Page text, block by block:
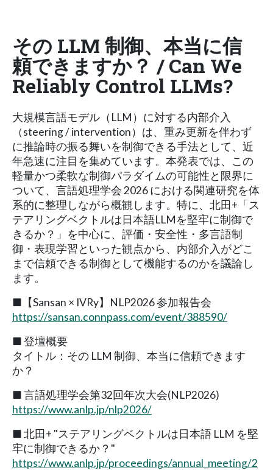
その LLM 制御、本当に信
頼できますか？ / Can We
Reliably Control LLMs?
大規模言語モデル（LLM）に対する内部介入
（steering / intervention）は、重み更新を伴わず
に推論時の振る舞いを制御できる手法として、近
年急速に注目を集めています。本発表では、この
軽量かつ柔軟な制御パラダイムの可能性と限界に
ついて、言語処理学会 2026 における関連研究を体
系的に整理しながら概観します。特に、北田+「ス
テアリングベクトルは日本語LLMを堅牢に制御で
きるか？」を中心に、評価・安全性・多言語制
御・表現学習といった観点から、内部介入がどこ
まで信頼できる制御として機能するのかを議論し
ます。
■【Sansan × IVRy】NLP2026 参加報告会
https://sansan.connpass.com/event/388590/
■ 登壇概要
タイトル：その LLM 制御、本当に信頼できます
か？
■ 言語処理学会第32回年次大会(NLP2026)
https://www.anlp.jp/nlp2026/
■ 北田+ "ステアリングベクトルは日本語 LLM を堅
牢に制御できるか？"
https://www.anlp.jp/proceedings/annual_meeting/2